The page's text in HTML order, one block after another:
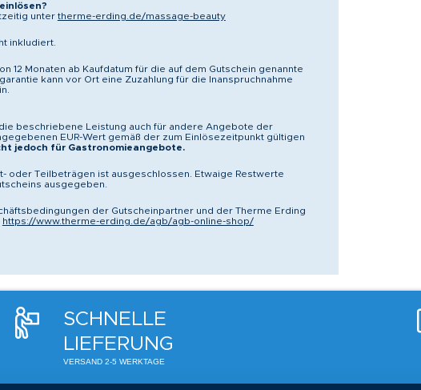
unter therme-erding.de/massage-beauty
inkludiert.
12 Monaten ab Kaufdatum für die auf dem Gutschein genannte
kann vor Ort eine Zuzahlung für die Inanspruchnahme
beschriebene Leistung auch für andere Angebote der
EUR-Wert gemäß der zum Einlösezeitpunkt gültigen
jedoch für Gastronomieangebote.
oder Teilbeträgen ist ausgeschlossen. Etwaige Restwerte
ausgegeben.
der Gutscheinpartner und der Therme Erding
https://www.therme-erding.de/agb/agb-online-shop/
SCHNELLE
LIEFERUNG
VERSAND 2-5 WERKTAGE